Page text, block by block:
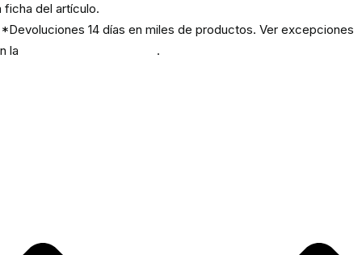
ficha del artículo.
14 días en miles de productos. Ver excepciones
la
.